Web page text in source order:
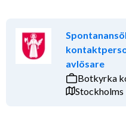
avlösare
Botkyrka
Stockholms